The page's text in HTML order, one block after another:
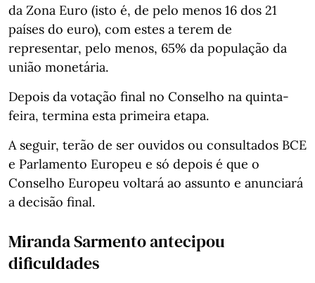
da Zona Euro (isto é, de pelo menos 16 dos 21
países do euro), com estes a terem de
representar, pelo menos, 65% da população da
união monetária.
Depois da votação final no Conselho na quinta-
feira, termina esta primeira etapa.
A seguir, terão de ser ouvidos ou consultados BCE
e Parlamento Europeu e só depois é que o
Conselho Europeu voltará ao assunto e anunciará
a decisão final.
Miranda Sarmento antecipou
dificuldades